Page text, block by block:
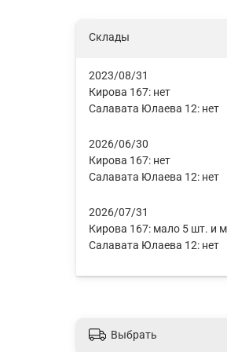
Склады
2023/08/31
Кирова 167: нет
Салавата Юлаева 12: нет
2026/06/30
Кирова 167: нет
Салавата Юлаева 12: нет
2026/07/31
Кирова 167: мало 5 шт. и
Салавата Юлаева 12: нет
Выбрать